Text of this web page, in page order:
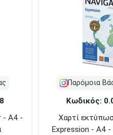
- A4 -
Παρόμοια
Κωδικός:
Xαρτί
Expression - Α4